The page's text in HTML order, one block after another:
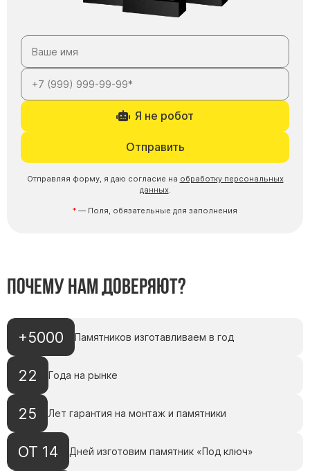
Я не робот
Отправить
Отправляя форму, я даю согласие на обработку персональных
данных.
— Поля, обязательные для заполнения
Почему нам доверяют?
+5000 Памятников изготавливаем в год
22 Года на рынке
25 Лет гарантия на монтаж и памятники
ОТ 14 Дней изготовим памятник «Под ключ»